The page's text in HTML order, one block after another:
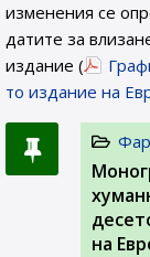
изменения се
датите за
издание (
то издание на
на